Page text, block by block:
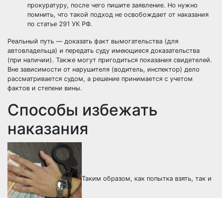
прокуратуру, после чего пишите заявление. Но нужно
помнить, что такой подход не освобождает от наказания
по статье 291 УК РФ.
Реальный путь — доказать факт вымогательства (для
автовладельца) и передать суду имеющиеся доказательства
(при наличии). Также могут пригодиться показания свидетелей.
Вне зависимости от нарушителя (водитель, инспектор) дело
рассматривается судом, а решение принимается с учетом
фактов и степени вины.
Способы избежать
наказания
Таким образом, как попытка взять, так и